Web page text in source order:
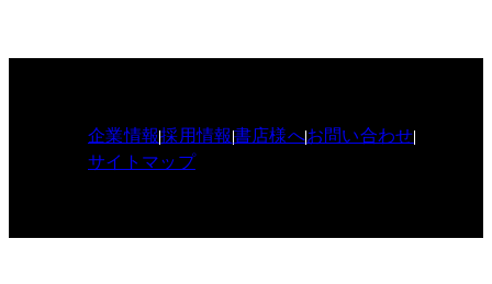
企業情報採用情報書店様へお問い合わせ
サイトマップ